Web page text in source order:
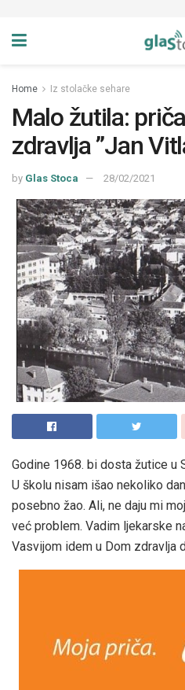
Home Iz stolačke sehare
Malo žutila:
zdravlja ”Jan
by Glas Stoca 28/02/2021
Godine 1968. bi dosta žutice u
U školu nisam išao nekoliko
posebno žao. Ali, ne daju mi
već problem. Vadim ljekarske
Vasvijom idem u Dom zdravlja